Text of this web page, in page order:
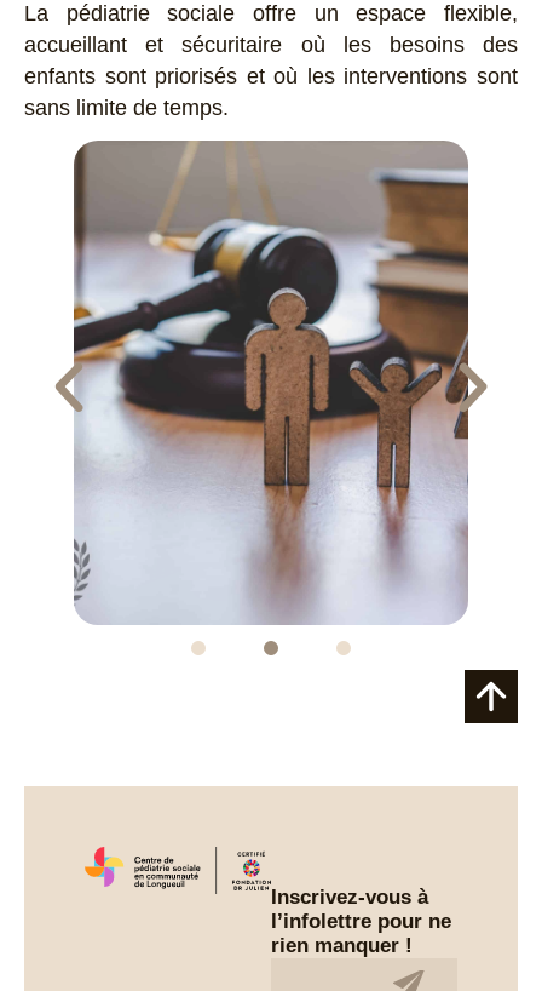
La pédiatrie sociale offre un espace flexible,
accueillant et sécuritaire où les besoins des
enfants sont priorisés et où les interventions sont
sans limite de temps.
Inscrivez-vous à
l’infolettre pour ne
rien manquer !